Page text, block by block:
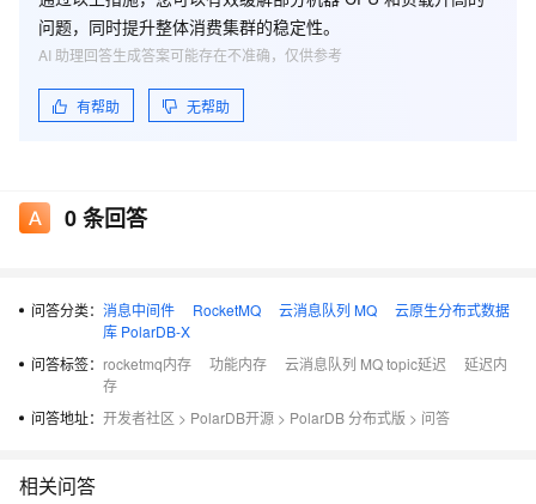
问题，同时提升整体消费集群的稳定性。
有帮助 无帮助
AI 助理回答生成答案可能存在不准确，仅供参考
0条回答
问答分类： 消息中间件 RocketMQ 云消息队列 MQ
云原生分布式数据
库 PolarDB-X
问答标签： rocketmq内存 功能内存 云消息队列 MQ topic延迟
延迟内
存
问答地址： 开发者社区 > PolarDB开源 > PolarDB 分布式版 > 问答
相关问答